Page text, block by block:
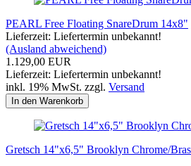
PEARL Free Floating SnareDrum 14x8"
Lieferzeit: Liefertermin unbekannt!
(Ausland abweichend)
1.129,00 EUR
Lieferzeit: Liefertermin unbekannt!
inkl. 19% MwSt. zzgl. Versand
In den Warenkorb
Gretsch 14"x6,5" Brooklyn Chrome/